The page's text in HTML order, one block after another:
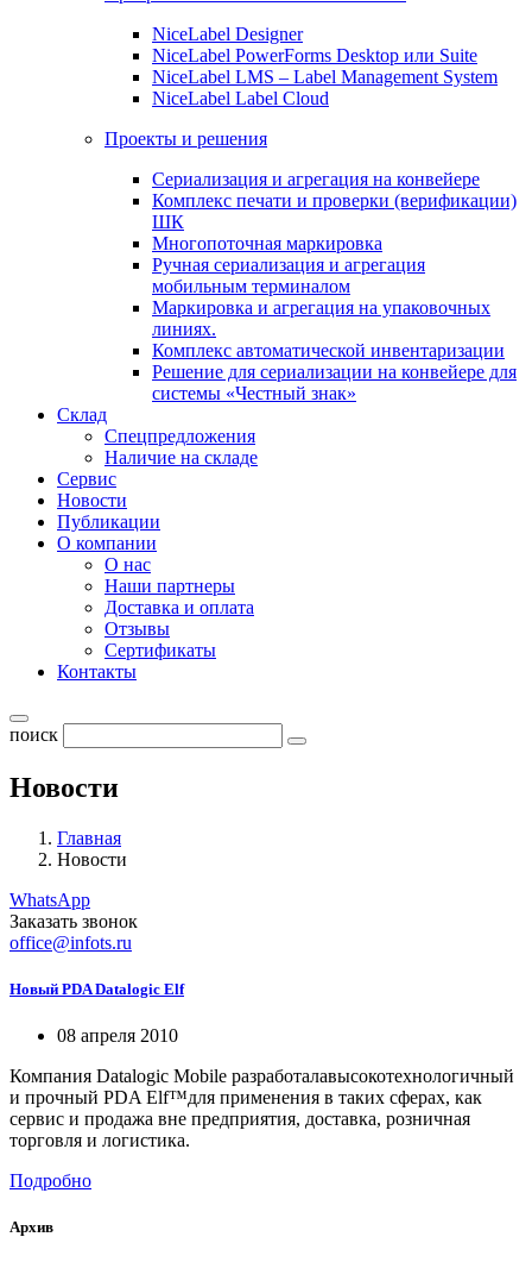
NiceLabel Designer
NiceLabel PowerForms Desktop или Suite
NiceLabel LMS – Label Management System
NiceLabel Label Cloud
Проекты и решения
Сериализация и агрегация на конвейере
Комплекс печати и проверки (верификации)
ШК
Многопоточная маркировка
Ручная сериализация и агрегация
мобильным терминалом
Маркировка и агрегация на упаковочных
линиях.
Комплекс автоматической инвентаризации
Решение для сериализации на конвейере для
системы «Честный знак»
Склад
Спецпредложения
Наличие на складе
Сервис
Новости
Публикации
О компании
О нас
Наши партнеры
Доставка и оплата
Отзывы
Сертификаты
Контакты
поиск
Новости
Главная
Новости
WhatsApp
Заказать звонок
office@infots.ru
Новый PDA Datalogic Elf
08 апреля 2010
Компания Datalogic Mobile разработалавысокотехнологичный
и прочный PDA Elf™для применения в таких сферах, как
сервис и продажа вне предприятия, доставка, розничная
торговля и логистика.
Подробно
Архив